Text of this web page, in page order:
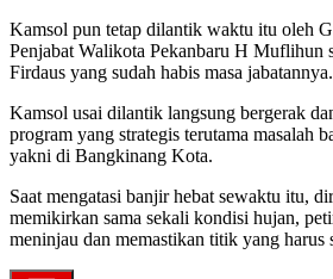
Kamsol pun tetap dilantik waktu itu oleh
Penjabat Walikota Pekanbaru H Muflihun
Firdaus yang sudah habis masa jabatannya.
Kamsol usai dilantik langsung bergerak
program yang strategis terutama masalah
yakni di Bangkinang Kota.
Saat mengatasi banjir hebat sewaktu itu,
memikirkan sama sekali kondisi hujan,
meninjau dan memastikan titik yang harus